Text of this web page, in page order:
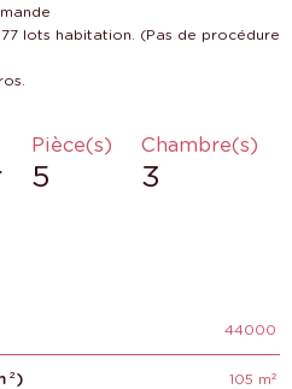
lots habitation. (Pas de procédure
Pièce(s)
5
Chambre(s)
3
44000
105 m²